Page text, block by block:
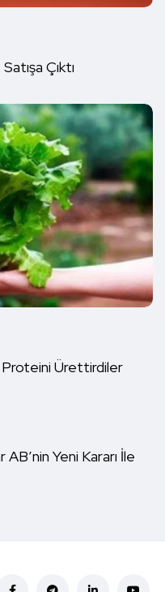
Çıktı
Proteini Ürettirdiler
Yeni Kararı İle